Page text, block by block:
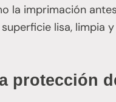
la imprimación
lisa, limpia
protección